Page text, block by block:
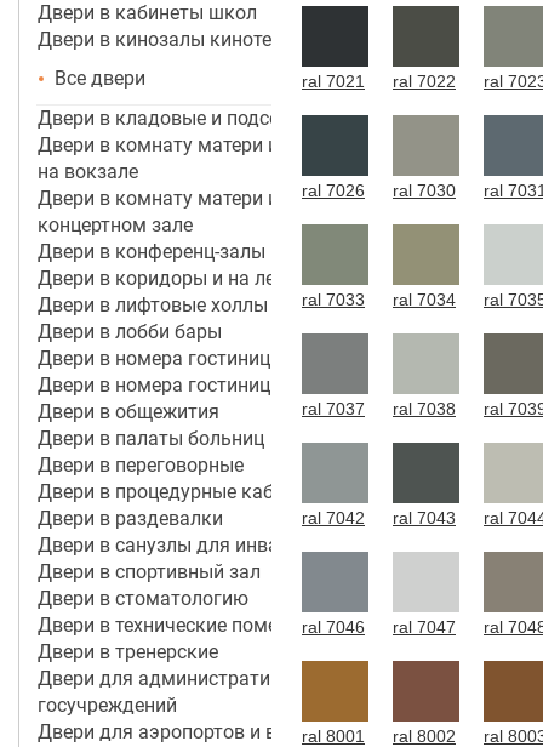
Двери в кабинеты школ
Двери в кинозалы кинотеатров
Все двери
Двери в кладовые и подсобные помещения
Двери в комнату матери и ребенка в аэропорту,
на вокзале
Двери в комнату матери и ребенка в кинотеатре,
концертном зале
Двери в конференц-залы
Двери в коридоры и на лестничные марши
Двери в лифтовые холлы
Двери в лобби бары
Двери в номера гостиницы 3*
Двери в номера гостиницы 4*-5*
Двери в общежития
Двери в палаты больниц
Двери в переговорные
Двери в процедурные кабинеты
Двери в раздевалки
Двери в санузлы для инвалидов
Двери в спортивный зал
Двери в стоматологию
Двери в технические помещения
Двери в тренерские
Двери для административных зданий и
госучреждений
Двери для аэропортов и вокзалов
ral 7021 ral 7022 ral
ral 7026 ral 7030 ral
ral 7033 ral 7034 ral
ral 7037 ral 7038 ral
ral 7042 ral 7043 ral
ral 7046 ral 7047 ral
ral 8001 ral 8002 ral